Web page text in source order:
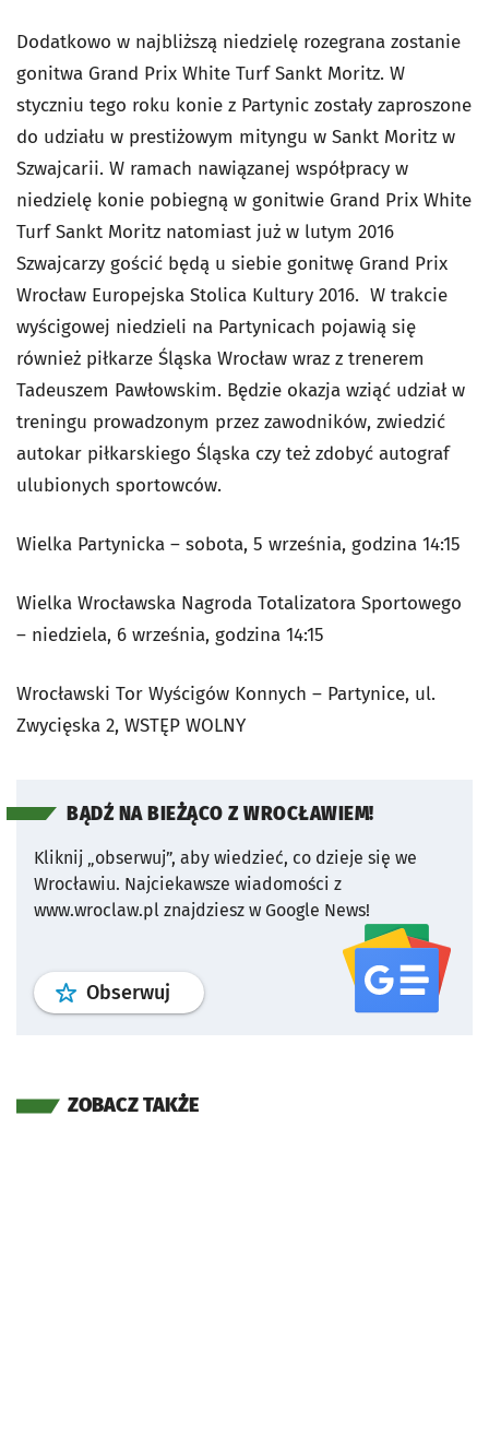
Dodatkowo w najbliższą niedzielę rozegrana zostanie
gonitwa Grand Prix White Turf Sankt Moritz. W
styczniu tego roku konie z Partynic zostały zaproszone
do udziału w prestiżowym mityngu w Sankt Moritz w
Szwajcarii. W ramach nawiązanej współpracy w
niedzielę konie pobiegną w gonitwie Grand Prix White
Turf Sankt Moritz natomiast już w lutym 2016
Szwajcarzy gościć będą u siebie gonitwę Grand Prix
Wrocław Europejska Stolica Kultury 2016. W trakcie
wyścigowej niedzieli na Partynicach pojawią się
również piłkarze Śląska Wrocław wraz z trenerem
Tadeuszem Pawłowskim. Będzie okazja wziąć udział w
treningu prowadzonym przez zawodników, zwiedzić
autokar piłkarskiego Śląska czy też zdobyć autograf
ulubionych sportowców.
Wielka Partynicka – sobota, 5 września, godzina 14:15
Wielka Wrocławska Nagroda Totalizatora Sportowego
– niedziela, 6 września, godzina 14:15
Wrocławski Tor Wyścigów Konnych – Partynice, ul.
Zwycięska 2, WSTĘP WOLNY
BĄDŹ NA BIEŻĄCO Z WROCŁAWIEM!
Kliknij „obserwuj”, aby wiedzieć, co dzieje się we
Wrocławiu. Najciekawsze wiadomości z
www.wroclaw.pl znajdziesz w Google News!
Obserwuj profil serwisu
ZOBACZ TAKŻE